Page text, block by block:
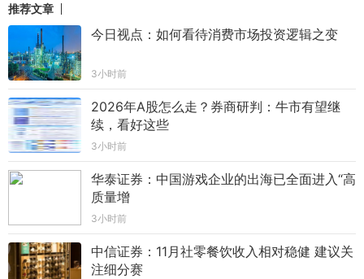
推荐文章
今日视点：如何看待消费市场投资逻辑之变
3小时前
2026年A股怎么走？券商研判：牛市有望继
续，看好这些
3小时前
华泰证券：中国游戏企业的出海已全面进入“高
质量增
3小时前
中信证券：11月社零餐饮收入相对稳健 建议关
注细分赛